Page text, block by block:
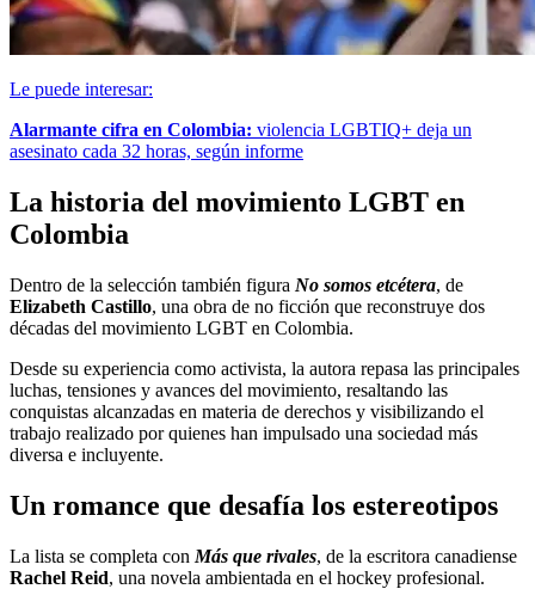
Le puede interesar:
Alarmante cifra en Colombia: violencia LGBTIQ+ deja un
asesinato cada 32 horas, según informe
La historia del movimiento LGBT en
Colombia
Dentro de la selección también figura No somos etcétera, de
Elizabeth Castillo, una obra de no ficción que reconstruye dos
décadas del movimiento LGBT en Colombia.
Desde su experiencia como activista, la autora repasa las principales
luchas, tensiones y avances del movimiento, resaltando las
conquistas alcanzadas en materia de derechos y visibilizando el
trabajo realizado por quienes han impulsado una sociedad más
diversa e incluyente.
Un romance que desafía los estereotipos
La lista se completa con Más que rivales, de la escritora canadiense
Rachel Reid, una novela ambientada en el hockey profesional.